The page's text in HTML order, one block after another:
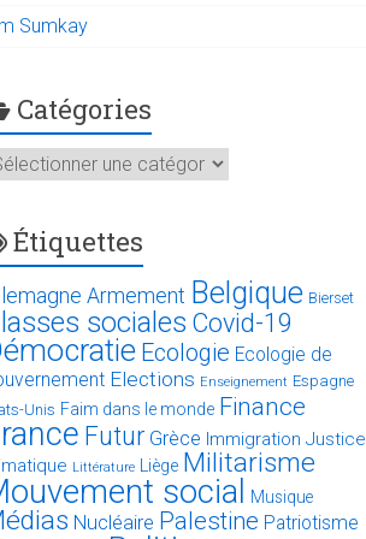
Sumkay
Catégories
Étiquettes
Armement Belgique Bierset
sociales Covid-19
Ecologie Ecologie de
Elections Enseignement Espagne
Unis Faim dans le monde Finance
Futur Grèce Immigration Justice
Littérature Liège Militarisme
social Musique
Nucléaire Palestine Patriotisme